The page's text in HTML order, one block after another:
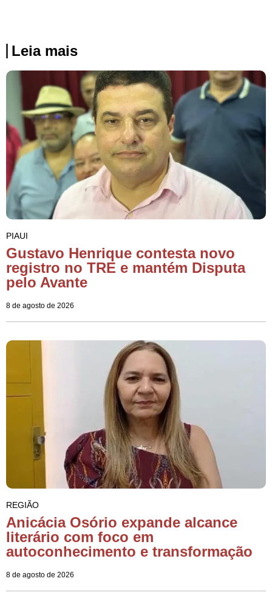
Leia mais
PIAUI
Gustavo Henrique contesta novo
registro no TRE e mantém Disputa
pelo Avante
8 de agosto de 2026
REGIÃO
Anicácia Osório expande alcance
literário com foco em
autoconhecimento e transformação
8 de agosto de 2026